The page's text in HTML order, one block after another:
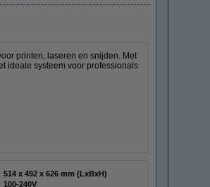
printen, laseren en snijden. Met
ideale systeem voor professionals
514 x 492 x 626 mm (LxBxH)
100-240V